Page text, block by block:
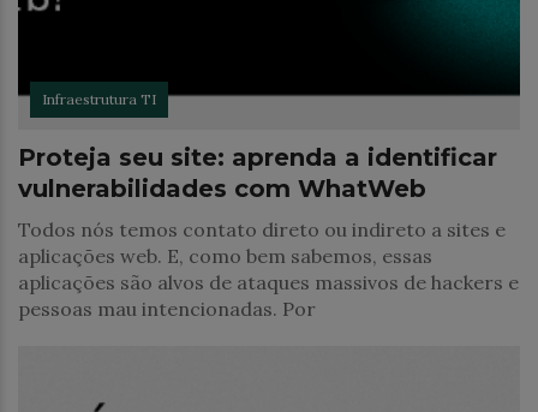
Infraestrutura TI
Proteja seu site: aprenda a identificar
vulnerabilidades com WhatWeb
Todos nós temos contato direto ou indireto a sites e
aplicações web. E, como bem sabemos, essas
aplicações são alvos de ataques massivos de hackers e
pessoas mau intencionadas. Por